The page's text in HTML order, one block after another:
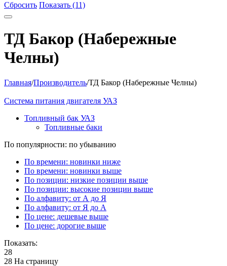
Сбросить Показать (11)
ТД Бакор (Набережные
Челны)
Главная/Производитель/ТД Бакор (Набережные Челны)
Система питания двигателя УАЗ
Топливный бак УАЗ
Топливные баки
По популярности: по убыванию
По времени: новинки ниже
По времени: новинки выше
По позиции: низкие позиции выше
По позиции: высокие позиции выше
По алфавиту: от А до Я
По алфавиту: от Я до А
По цене: дешевые выше
По цене: дорогие выше
Показать:
28
28 На страницу